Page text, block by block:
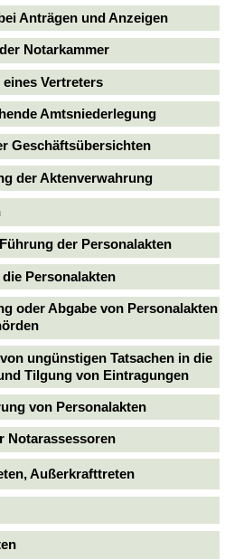
Anträgen und Anzeigen
Notarkammer
Vertreters
Amtsniederlegung
Geschäftsübersichten
der Aktenverwahrung
der Personalakten
Personalakten
oder Abgabe von Personalakten
ungünstigen Tatsachen in die
Tilgung von Eintragungen
von Personalakten
Notarassessoren
Außerkrafttreten